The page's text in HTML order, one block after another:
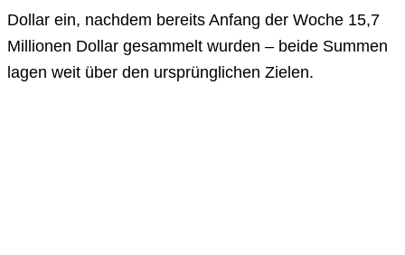
Dollar ein, nachdem bereits Anfang der Woche 15,7
Millionen Dollar gesammelt wurden – beide Summen
lagen weit über den ursprünglichen Zielen.